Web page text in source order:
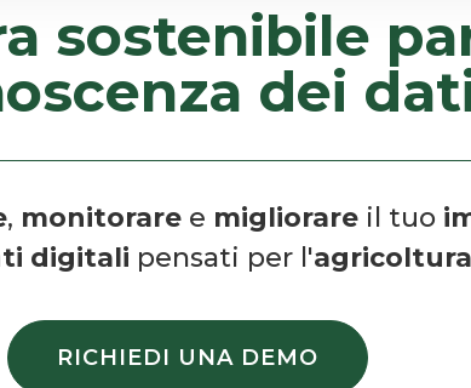
sostenibile
dei
, monitorare e migliorare il tuo
digitali pensati per l'
RICHIEDI UNA DEMO